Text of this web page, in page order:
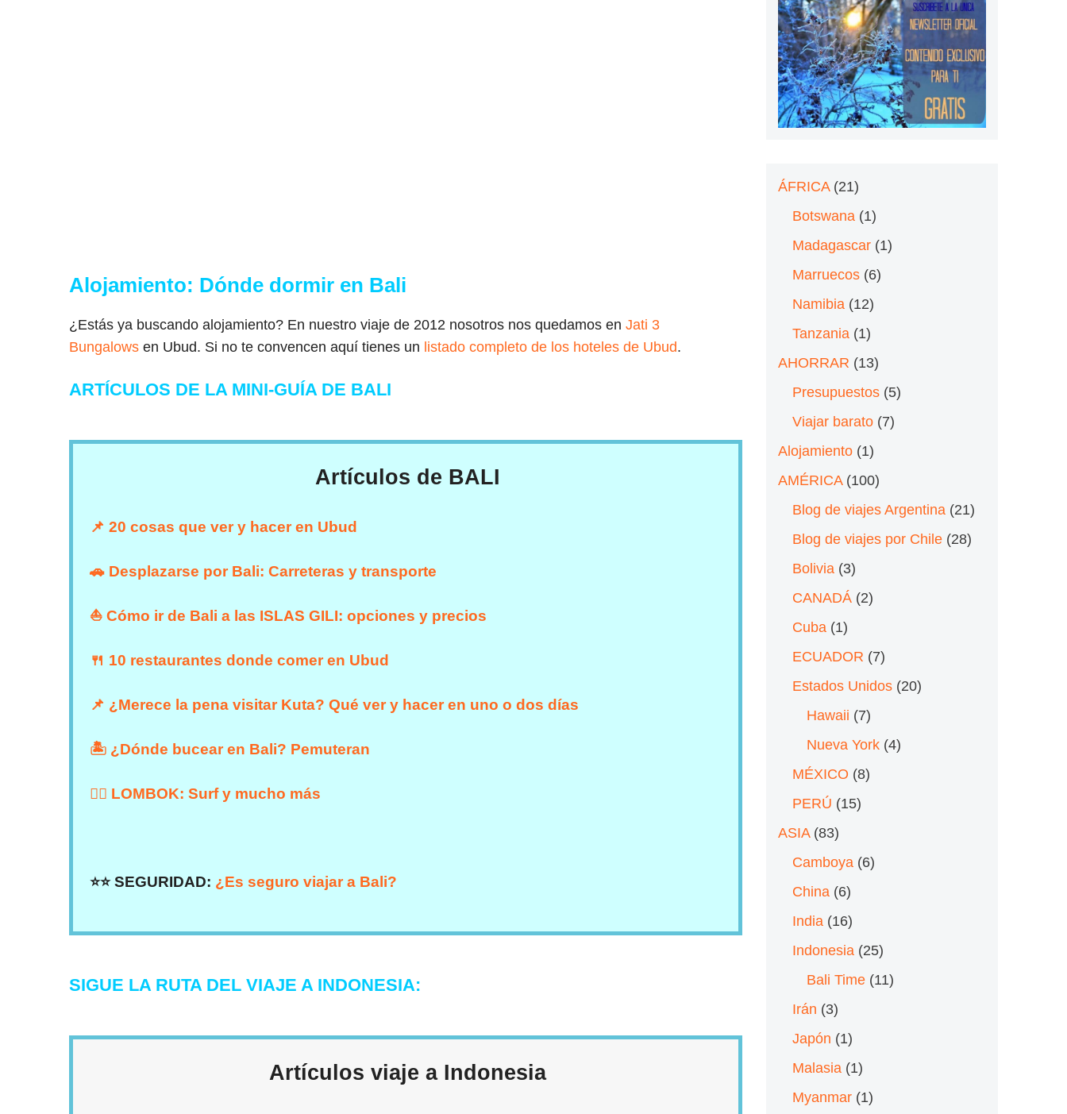
Alojamiento: Dónde dormir en Bali
¿Estás ya buscando alojamiento? En nuestro viaje de 2012 nosotros nos quedamos en Jati 3
Bungalows en Ubud. Si no te convencen aquí tienes un listado completo de los hoteles de Ubud.
ARTÍCULOS DE LA MINI-GUÍA DE BALI
Artículos de BALI
📌 20 cosas que ver y hacer en Ubud
🚗 Desplazarse por Bali: Carreteras y transporte
⛵ Cómo ir de Bali a las ISLAS GILI: opciones y precios
🍴 10 restaurantes donde comer en Ubud
📌 ¿Merece la pena visitar Kuta? Qué ver y hacer en uno o dos días
🏝 ¿Dónde bucear en Bali? Pemuteran
🏄‍♀️ LOMBOK: Surf y mucho más
⭐⭐ SEGURIDAD: ¿Es seguro viajar a Bali?
SIGUE LA RUTA DEL VIAJE A INDONESIA:
Artículos viaje a Indonesia
ÁFRICA(21)
Botswana (1)
Madagascar(1)
Marruecos(6)
Namibia (12)
Tanzania (1)
AHORRAR (13)
Presupuestos(5)
Viajar barato(7)
Alojamiento(1)
AMÉRICA(100)
Blog de viajes Argentina (21)
Blog de viajes por Chile(28)
Bolivia (3)
CANADÁ(2)
Cuba (1)
ECUADOR (7)
Estados Unidos(20)
Hawaii (7)
Nueva York(4)
MÉXICO (8)
PERÚ (15)
ASIA(83)
Camboya (6)
China (6)
India (16)
Indonesia (25)
Bali Time(11)
Irán (3)
Japón (1)
Malasia (1)
Myanmar(1)